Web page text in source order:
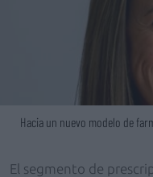
Hacia un nuevo modelo de
El segmento de